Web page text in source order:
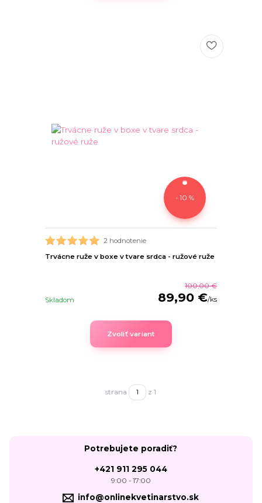
- 10 %
2 hodnotenie
Trvácne ruže v boxe v tvare srdca - ružové ruže
100,00 €
89,90 €/ks
Skladom
Zvoliť variant
strana z 1
Potrebujete poradiť?
+421 911 295 044
9:00 - 17:00
info@onlinekvetinarstvo.sk